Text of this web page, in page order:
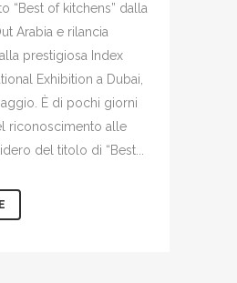
“Best of kitchens” dalla
Arabia e rilancia
prestigiosa Index
Exhibition a Dubai,
È di pochi giorni
riconoscimento alle
del titolo di “Best...